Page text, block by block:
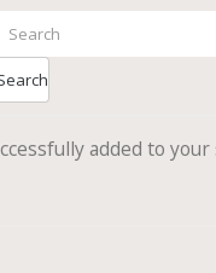
added to